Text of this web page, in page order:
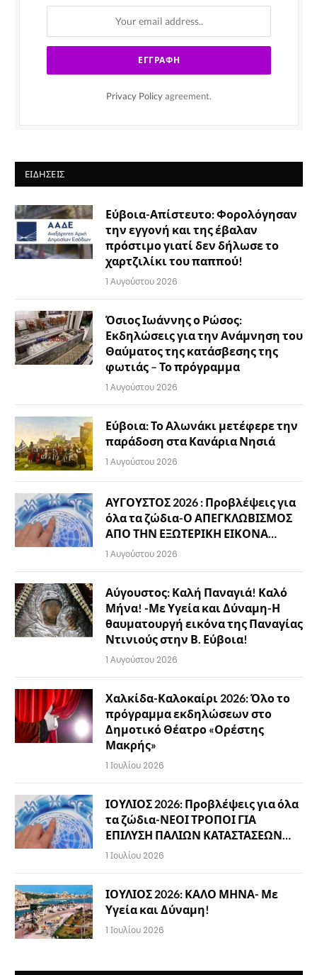
Privacy Policy agreement.
ΕΙΔΉΣΕΙΣ
Εύβοια-Απίστευτο: Φορολόγησαν
την εγγονή και της έβαλαν
πρόστιμο γιατί δεν δήλωσε το
χαρτζιλίκι του παππού!
1 Αυγούστου 2026
Όσιος Ιωάννης ο Ρώσος:
Εκδηλώσεις για την Ανάμνηση του
Θαύματος της κατάσβεσης της
φωτιάς – Το πρόγραμμα
1 Αυγούστου 2026
Εύβοια: Το Αλωνάκι μετέφερε την
παράδοση στα Κανάρια Νησιά
1 Αυγούστου 2026
ΑΥΓΟΥΣΤΟΣ 2026 : Προβλέψεις για
όλα τα ζώδια-Ο ΑΠΕΓΚΛΩΒΙΣΜΟΣ
ΑΠΟ ΤΗΝ ΕΞΩΤΕΡΙΚΗ ΕΙΚΟΝΑ…
1 Αυγούστου 2026
Αύγουστος: Καλή Παναγιά! Καλό
Μήνα! -Με Υγεία και Δύναμη-Η
θαυματουργή εικόνα της Παναγίας
Ντινιούς στην Β. Εύβοια!
1 Αυγούστου 2026
Χαλκίδα-Καλοκαίρι 2026: Όλο το
πρόγραμμα εκδηλώσεων στο
Δημοτικό Θέατρο «Ορέστης
Μακρής»
1 Ιουλίου 2026
ΙΟΥΛΙΟΣ 2026: Προβλέψεις για όλα
τα ζώδια-ΝΕΟΙ ΤΡΟΠΟΙ ΓΙΑ
ΕΠΙΛΥΣΗ ΠΑΛΙΩΝ ΚΑΤΑΣΤΑΣΕΩΝ…
1 Ιουλίου 2026
ΙΟΥΛΙΟΣ 2026: ΚΑΛΟ ΜΗΝΑ- Με
Υγεία και Δύναμη!
1 Ιουλίου 2026